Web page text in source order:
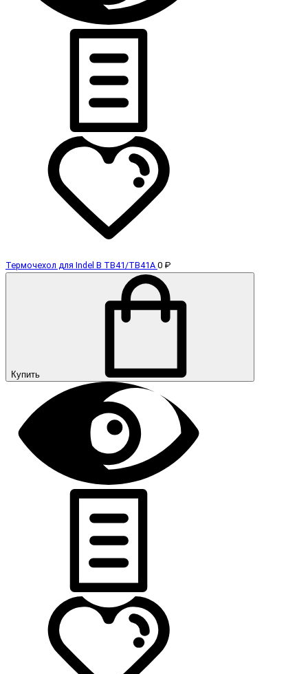
Термочехол для Indel B TB41/TB41A 0 ₽
Купить